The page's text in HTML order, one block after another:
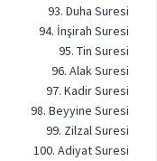
93. Duha Suresi
94. İnşirah Suresi
95. Tin Suresi
96. Alak Suresi
97. Kadir Suresi
98. Beyyine Suresi
99. Zilzal Suresi
100. Adiyat Suresi